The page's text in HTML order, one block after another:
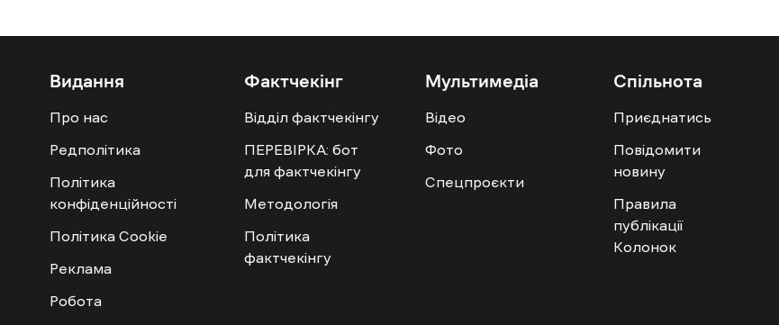
Видання
Про нас
Редполітика
Політика
конфіденційності
Політика Cookie
Реклама
Робота
Фактчекінг
Відділ фактчекінгу
ПЕРЕВІРКА: бот
для фактчекінгу
Методологія
Політика
фактчекінгу
Мультимедіа
Відео
Фото
Спецпроєкти
Спільнота
Приєднатись
Повідомити
новину
Правила
публікації
Колонок